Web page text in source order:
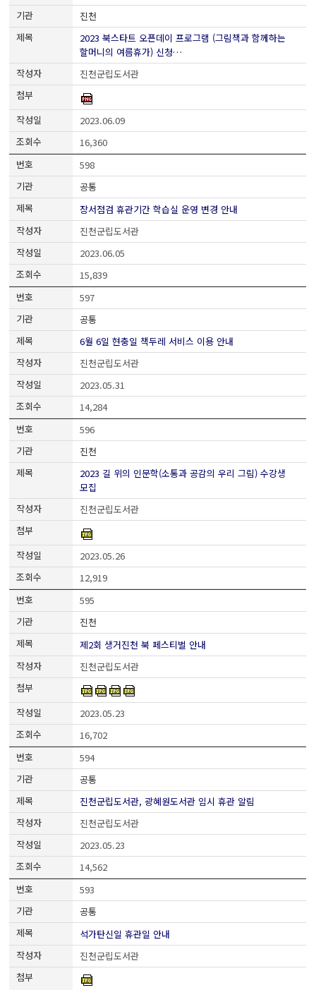
진천
2023 북스타트 오픈데이 프로그램 (그림책과 함께하는
할머니의 여름휴가) 신청…
진천군립도서관
2023.06.09
16,360
598
공통
장서점검 휴관기간 학습실 운영 변경 안내
진천군립도서관
2023.06.05
15,839
597
공통
6월 6일 현충일 책두레 서비스 이용 안내
진천군립도서관
2023.05.31
14,284
596
진천
2023 길 위의 인문학(소통과 공감의 우리 그림) 수강생
모집
진천군립도서관
2023.05.26
12,919
595
진천
제2회 생거진천 북 페스티벌 안내
진천군립도서관
2023.05.23
16,702
594
공통
진천군립도서관, 광혜원도서관 임시 휴관 알림
진천군립도서관
2023.05.23
14,562
593
공통
석가탄신일 휴관일 안내
진천군립도서관